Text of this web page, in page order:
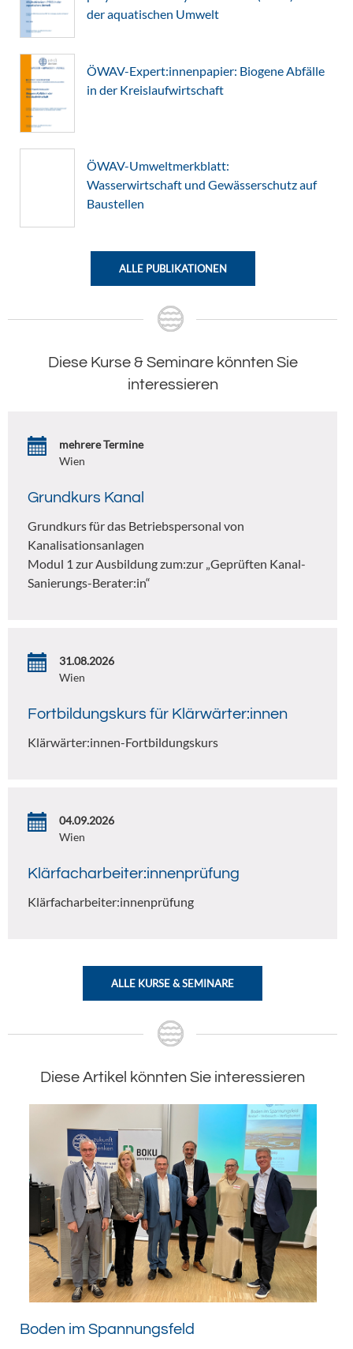
der aquatischen Umwelt
ÖWAV-Expert:innenpapier: Biogene Abfälle
in der Kreislaufwirtschaft
ÖWAV-Umweltmerkblatt:
Wasserwirtschaft und Gewässerschutz auf
Baustellen
ALLE PUBLIKATIONEN
Diese Kurse & Seminare könnten Sie
interessieren
mehrere Termine
Wien
Grundkurs Kanal
Grundkurs für das Betriebspersonal von
Kanalisationsanlagen
Modul 1 zur Ausbildung zum:zur „Geprüften Kanal-
Sanierungs-Berater:in“
31.08.2026
Wien
Fortbildungskurs für Klärwärter:innen
Klärwärter:innen-Fortbildungskurs
04.09.2026
Wien
Klärfacharbeiter:innenprüfung
Klärfacharbeiter:innenprüfung
ALLE KURSE & SEMINARE
Diese Artikel könnten Sie interessieren
Boden im Spannungsfeld